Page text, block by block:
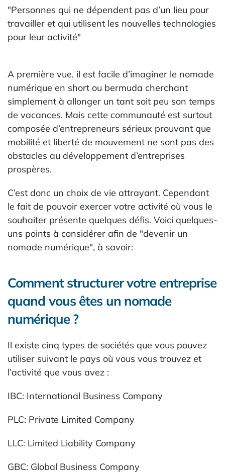
"Personnes qui ne dépendent pas d’un lieu pour
travailler et qui utilisent les nouvelles technologies
pour leur activité"
A première vue, il est facile d’imaginer le nomade
numérique en short ou bermuda cherchant
simplement à allonger un tant soit peu son temps
de vacances. Mais cette communauté est surtout
composée d’entrepreneurs sérieux prouvant que
mobilité et liberté de mouvement ne sont pas des
obstacles au développement d’entreprises
prospères.
C’est donc un choix de vie attrayant. Cependant
le fait de pouvoir exercer votre activité où vous le
souhaiter présente quelques défis. Voici quelques-
uns points à considérer afin de "devenir un
nomade numérique", à savoir:
Comment structurer votre entreprise
quand vous êtes un nomade
numérique ?
Il existe cinq types de sociétés que vous pouvez
utiliser suivant le pays où vous vous trouvez et
l’activité que vous avez :
IBC: International Business Company
PLC: Private Limited Company
LLC: Limited Liability Company
GBC: Global Business Company